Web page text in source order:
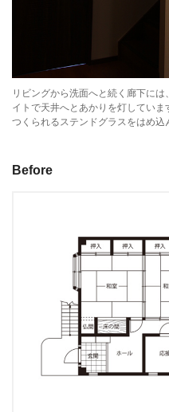
リビングから洗面へと続く廊下に
イトで天井へとあかりを灯してい
つくられるステンドグラスをはめ込
Before